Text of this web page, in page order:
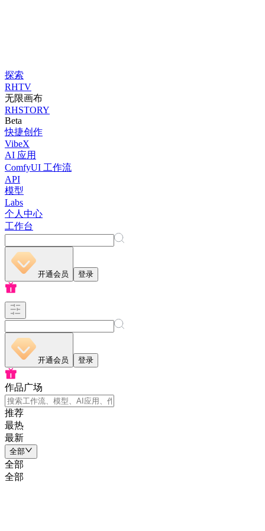
探索
RHTV
无限画布
RHSTORY
Beta
快捷创作
VibeX
AI 应用
ComfyUI 工作流
API
模型
Labs
个人中心
工作台
开通会员 登录
开通会员 登录
作品广场
推荐
最热
最新
全部
全部
全部